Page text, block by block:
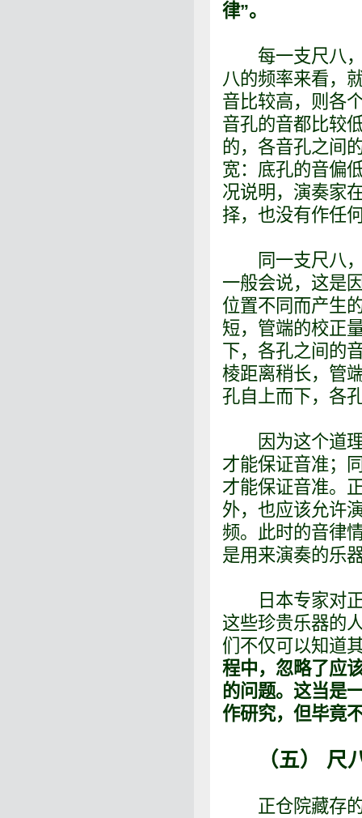
律”。
每一支尺八，
八的频率来看，
音比较高，则各
音孔的音都比较
的，各音孔之间
宽：底孔的音偏
况说明，演奏家
择，也没有作任
同一支尺八，
一般会说，这是
位置不同而产生
短，管端的校正
下，各孔之间的
棱距离稍长，管
孔自上而下，各
因为这个道理
才能保证音准；
才能保证音准。
外，也应该允许
频。此时的音律
是用来演奏的乐
日本专家对正
这些珍贵乐器的
们不仅可以知道
程中，忽略了应
的问题。这当是
作研究，但毕竟
（五） 尺
正仓院藏存的8